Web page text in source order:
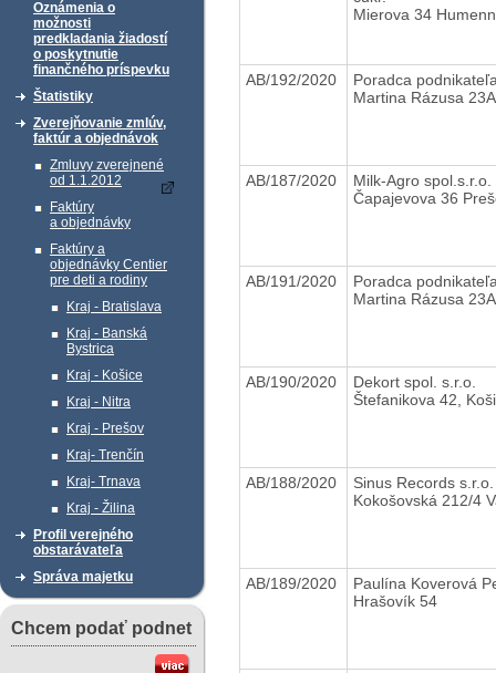
Oznámenia o
možnosti
predkladania žiadostí
o poskytnutie
finančného príspevku
Štatistiky
Zverejňovanie zmlúv,
faktúr a objednávok
Zmluvy zverejnené
od 1.1.2012
Faktúry
a objednávky
Faktúry a
objednávky Centier
pre deti a rodiny
Kraj - Bratislava
Kraj - Banská
Bystrica
Kraj - Košice
Kraj - Nitra
Kraj - Prešov
Kraj- Trenčín
Kraj- Trnava
Kraj - Žilina
Profil verejného
obstarávateľa
Správa majetku
Chcem podať podnet
Mierova 34
AB/192/2020
Poradca
Martina Rázusa
AB/187/2020
Milk-Agro spol.s.r.o.
Čapajevova 36
AB/191/2020
Poradca
Martina Rázusa
AB/190/2020
Dekort spol. s.r.o.
Štefanikova 42,
AB/188/2020
Sinus Records
Kokošovská 212/4
AB/189/2020
Paulína Koverová
Hrašovík 54